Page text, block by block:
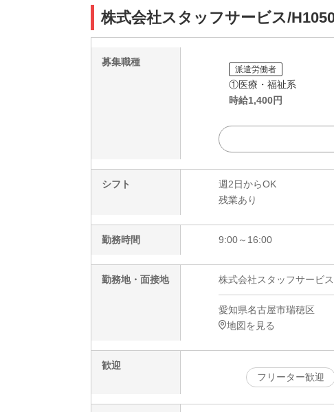
株式会社スタッフサービス/
募集職種
派遣労働者
①医療・福祉系
時給1,400円
シフト
週2日からOK
残業あり
勤務時間 9:00～16:00
勤務地・面接地 株式会社スタッフサービ
愛知県名古屋市瑞穂区
地図を見る
歓迎
フリーター歓迎